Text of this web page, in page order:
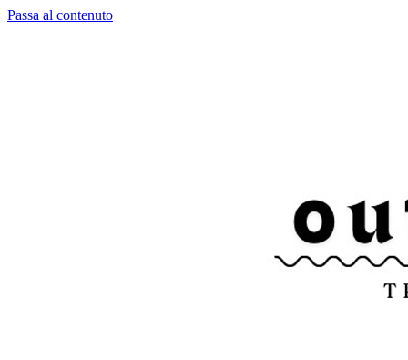
Passa al contenuto